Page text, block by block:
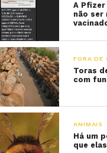
A
não ser
FORA DE
Toras
com
ANIMAIS
Há um
que